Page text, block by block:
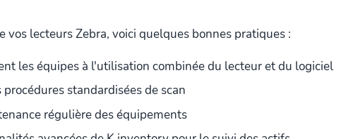
vos lecteurs Zebra, voici quelques bonnes pratiques :
les équipes à l'utilisation combinée du lecteur et du logiciel
standardisées de scan
régulière des équipements